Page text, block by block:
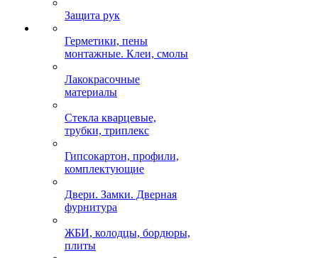
Защита рук
Герметики, пены
монтажные. Клеи, смолы
Лакокрасочные
материалы
Стекла кварцевые,
трубки, триплекс
Гипсокартон, профили,
комплектующие
Двери. Замки. Дверная
фурнитура
ЖБИ, колодцы, бордюры,
плиты